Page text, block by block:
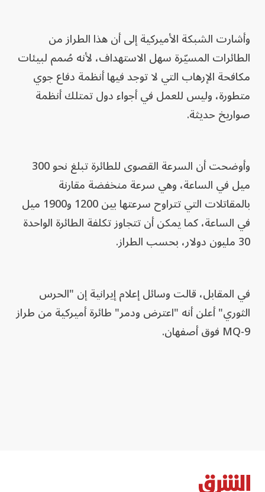
وأشارت الشبكة الأميركية إلى أن هذا الطراز من
الطائرات المسيّرة سهل الاستهداف، لأنه صُمم لبيئات
مكافحة الإرهاب التي لا توجد فيها أنظمة دفاع جوي
متطورة، وليس للعمل في أجواء دول تمتلك أنظمة
صواريخ حديثة.
وأوضحت أن السرعة القصوى للطائرة تبلغ نحو 300
ميل في الساعة، وهي سرعة منخفضة مقارنة
بالمقاتلات التي تتراوح سرعتها بين 1200 و1900 ميل
في الساعة، كما يمكن أن تتجاوز تكلفة الطائرة الواحدة
30 مليون دولار، بحسب الطراز.
في المقابل، قالت وسائل إعلام إيرانية إن "الحرس
الثوري" أعلن أنه "اعترض ودمر" طائرة أميركية من طراز
MQ-9 فوق أصفهان.